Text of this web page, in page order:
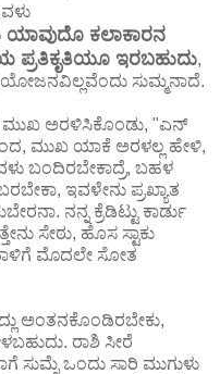
ಕಲಾಕಾರನ
ಪ್ರತಿಕೃತಿಯೂ ಇರಬಹುದು,
ಸುಮ್ಮನಾದೆ.
ಮುಖ ಅರಳಿಸಿಕೊಂಡು, "ಎನ್
ಮುಖ ಯಾಕೆ ಅರಳಲ್ಲ ಹೇಳಿ,
ಬಂದಿರಬೇಕಾದ್ರೆ, ಬಹಳ
ಇವಳೇನು ಪ್ರಖ್ಯಾತ
ನನ್ನ ಕ್ರೆಡಿಟ್ಟು ಕಾರ್ಡು
ಸೇಠು, ಹೊಸ ಸ್ಟಾಕು
ಮೊದಲೇ ಸೋತ
ಅಂತನಕೊಂಡಿರಬೇಕು,
ರಾಶಿ ಸೀರೆ
ಸುಮ್ನೆ ಒಂದು ಸಾರಿ ಮುಗುಳು